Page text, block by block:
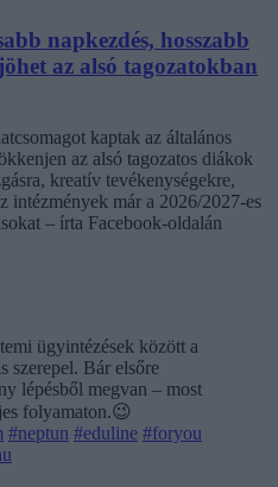
napkezdés, hosszabb
az alsó tagozatokban
kaptak az általános
az alsó tagozatos diákok
kreatív tevékenységekre,
intézmények már a 2026/2027-es
– írta Facebook-oldalán
ügyintézések között a
szerepel. Bár elsőre
lépésből megvan – most
folyamaton.😉
#neptun #eduline #foryou